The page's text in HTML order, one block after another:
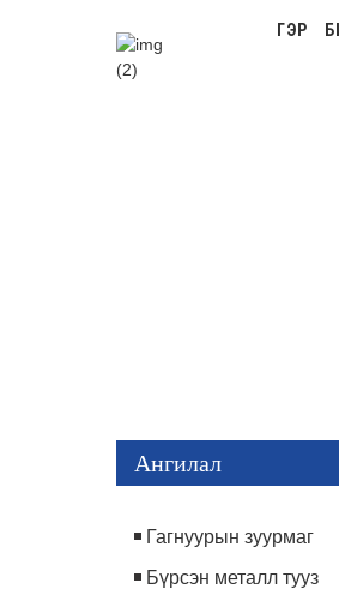
ГЭР
Ангилал
Гагнуурын зуурмаг
Бүрсэн металл тууз